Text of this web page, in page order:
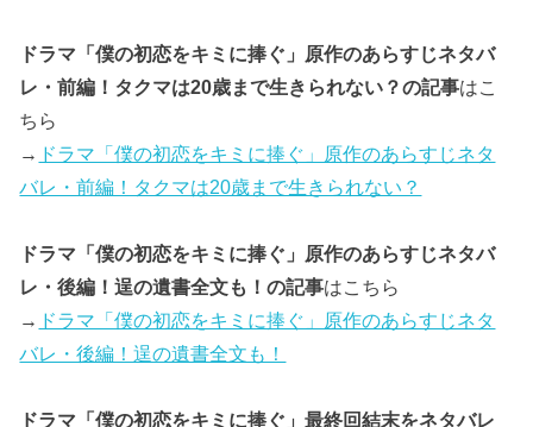
ドラマ「僕の初恋をキミに捧ぐ」原作のあらすじネタバ
レ・前編！タクマは20歳まで生きられない？の記事はこ
ちら
→ ドラマ「僕の初恋をキミに捧ぐ」原作のあらすじネタ
バレ・前編！タクマは20歳まで生きられない？
ドラマ「僕の初恋をキミに捧ぐ」原作のあらすじネタバ
レ・後編！逞の遺書全文も！の記事はこちら
→ ドラマ「僕の初恋をキミに捧ぐ」原作のあらすじネタ
バレ・後編！逞の遺書全文も！
ドラマ「僕の初恋をキミに捧ぐ」最終回結末をネタバレ